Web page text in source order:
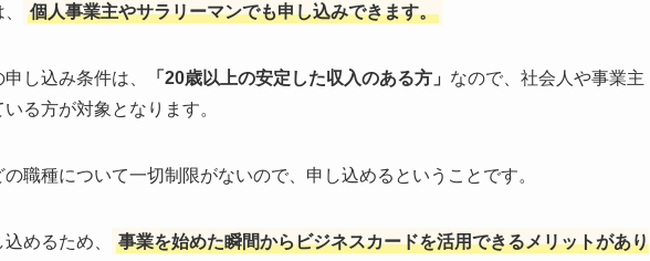
個人事業主やサラリーマンでも申し込みできます。
し込み条件は、 「20歳以上の安定した収入のある方」 なので、社会人や事業主
る方が対象となります。
職種について一切制限がないので、申し込めるということです。
めるため、 事業を始めた瞬間からビジネスカードを活用できるメリットがあり